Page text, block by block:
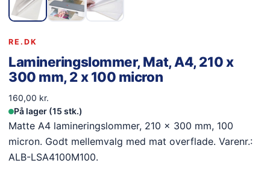
RE.DK
Lamineringslommer, Mat, A4, 210 x
300 mm, 2 x 100 micron
160,00 kr.
På lager (15 stk.)
Matte A4 lamineringslommer, 210 × 300 mm, 100
micron. Godt mellemvalg med mat overflade. Varenr.:
ALB-LSA4100M100.